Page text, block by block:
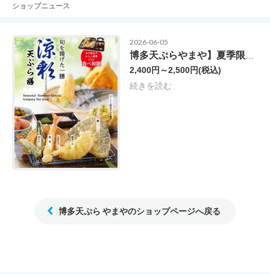
ショップニュース
2026-06-05
2,400円～2,500円(税込)
続きを読む
博多天ぷら やまやのショップページへ戻る